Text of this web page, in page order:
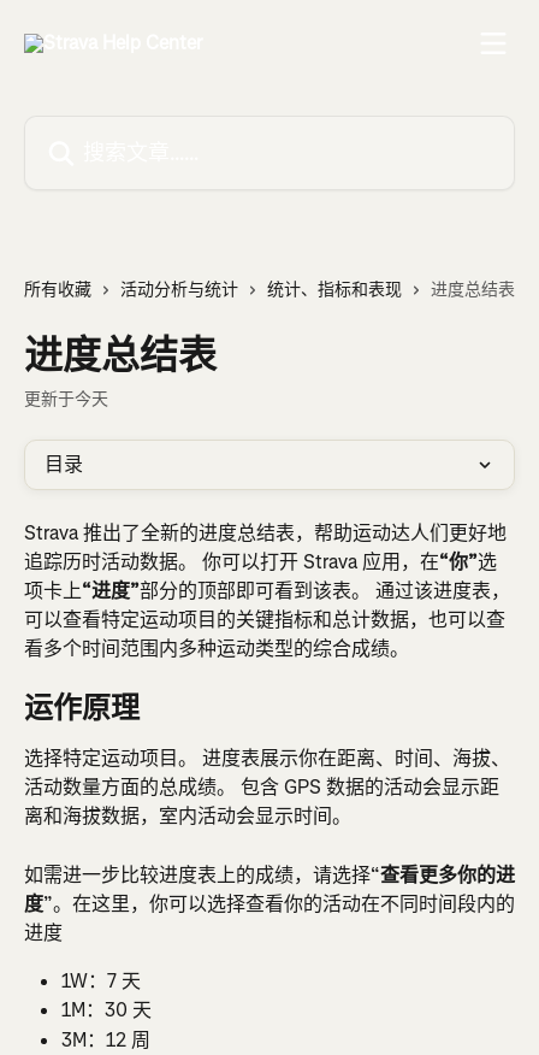
所有收藏 活动分析与统计 统计、指标和表现 进度总结表
进度总结表
更新于今天
目录
Strava 推出了全新的进度总结表，帮助运动达人们更好地
追踪历时活动数据。 你可以打开 Strava 应用，在“你”选
项卡上“进度”部分的顶部即可看到该表。 通过该进度表，
可以查看特定运动项目的关键指标和总计数据，也可以查
看多个时间范围内多种运动类型的综合成绩。
运作原理
选择特定运动项目。 进度表展示你在距离、时间、海拔、
活动数量方面的总成绩。 包含 GPS 数据的活动会显示距
离和海拔数据，室内活动会显示时间。
如需进一步比较进度表上的成绩，请选择“查看更多你的进
度”。在这里，你可以选择查看你的活动在不同时间段内的
进度
1W：7 天
1M：30 天
3M：12 周